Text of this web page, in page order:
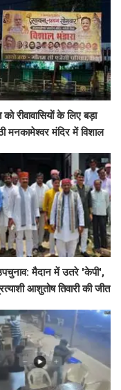
रीवावासियों के लिए बड़ा
मनकामेश्वर मंदिर में विशाल
मैदान में उतरे 'केपी',
आशुतोष तिवारी की जीत